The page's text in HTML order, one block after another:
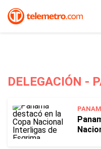
DELEGACIÓN -